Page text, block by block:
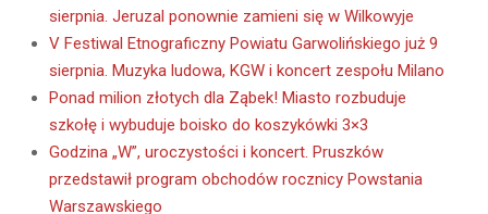
sierpnia. Jeruzal ponownie zamieni się w Wilkowyje
V Festiwal Etnograficzny Powiatu Garwolińskiego już 9
sierpnia. Muzyka ludowa, KGW i koncert zespołu Milano
Ponad milion złotych dla Ząbek! Miasto rozbuduje
szkołę i wybuduje boisko do koszykówki 3×3
Godzina „W”, uroczystości i koncert. Pruszków
przedstawił program obchodów rocznicy Powstania
Warszawskiego